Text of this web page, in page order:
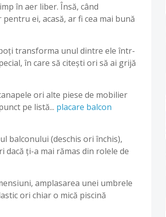
în aer liber. Însă, când
ei, acasă, ar fi cea mai bună
transforma unul dintre ele într-
în care să citești ori să ai grijă
ori alte piese de mobilier
pe listă... placare balcon
balconului (deschis ori închis),
dacă ți-a mai rămas din rolele de
amplasarea unei umbrele
ori chiar o mică piscină